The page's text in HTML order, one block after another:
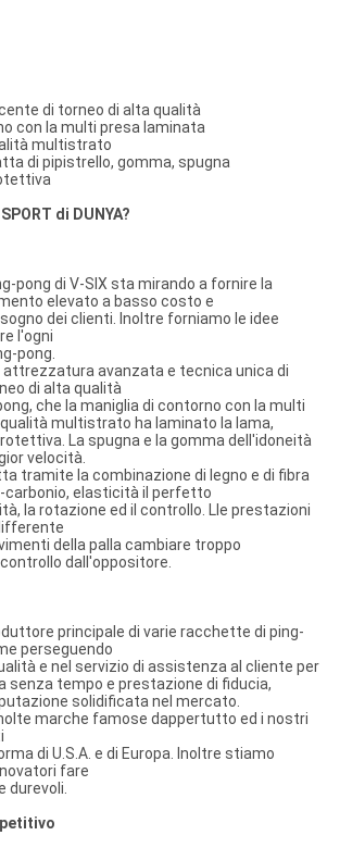
di torneo di alta qualità
con la multi presa laminata
multistrato
di pipistrello, gomma, spugna
di DUNYA?
pong di V-SIX sta mirando a fornire la
elevato a basso costo e
dei clienti. Inoltre forniamo le idee
l'ogni
pong.
attrezzatura avanzata e tecnica unica di
di alta qualità
che la maniglia di contorno con la multi
multistrato ha laminato la lama,
La spugna e la gomma dell'idoneità
velocità.
tramite la combinazione di legno e di fibra
carbonio, elasticità il perfetto
la rotazione ed il controllo. Lle prestazioni
della palla cambiare troppo
dall'oppositore.
principale di varie racchette di ping-
perseguendo
e nel servizio di assistenza al cliente per
senza tempo e prestazione di fiducia,
solidificata nel mercato.
marche famose dappertutto ed i nostri
di U.S.A. e di Europa. Inoltre stiamo
fare
durevoli.